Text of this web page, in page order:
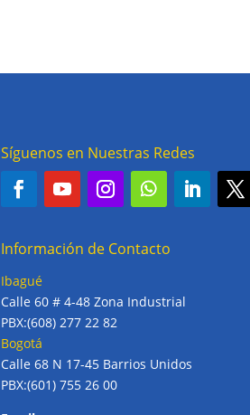
Síguenos en Nuestras Redes
Información de Contacto
Ibagué
Calle 60 # 4-48 Zona Industrial
PBX:(608) 277 22 82
Bogotá
Calle 68 N 17-45 Barrios Unidos
PBX:(601) 755 26 00